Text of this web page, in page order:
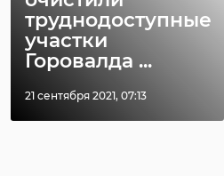
труднодоступные
участки
Горовалда ...
21 сентября 2021, 07:13